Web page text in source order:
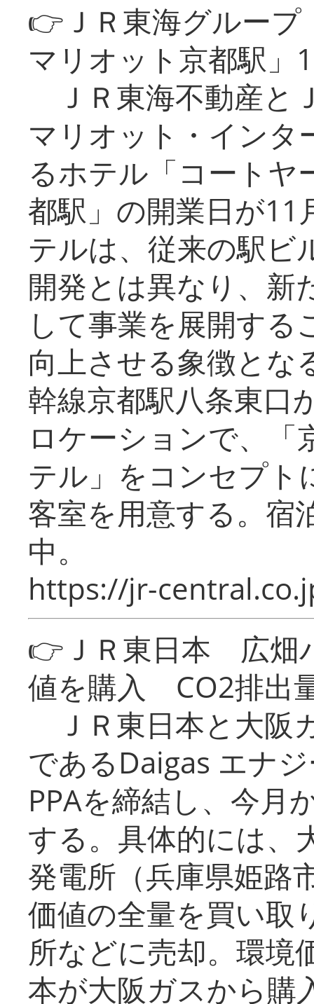
👉ＪＲ東海グルー
マリオット京都駅」
ＪＲ東海不動産と
マリオット・インタ
るホテル「コートヤ
都駅」の開業日が11
テルは、従来の駅ビ
開発とは異なり、新
して事業を展開する
向上させる象徴とな
幹線京都駅八条東口
ロケーションで、「
テル」をコンセプト
客室を用意する。宿
中。
https://jr-
👉ＪＲ東日本 広畑
値を購入 CO2排出
ＪＲ東日本と大阪
であるDaigas エナ
PPAを締結し、今月
する。具体的には、
発電所（兵庫県姫路
価値の全量を買い取
所などに売却。環境
本が大阪ガスから購